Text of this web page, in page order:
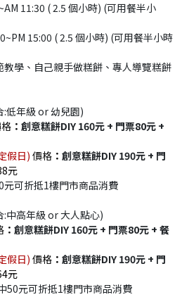
11:30 ( 2.5 個小時) (可用餐半小
15:00 ( 2.5 個小時) (可用餐半小時
教學、自己親手做糕餅、專人導覽糕餅
:低年級 or 幼兒園)​
： 創意糕餅DIY 160元 + 門票80元 +
假日) 價格 ： 創意糕餅DIY 190元 + 門
元
元可折抵1樓門市商品消費
:中高年級 or 大人點心)
： 創意糕餅DIY 160元 + 門票80元 + 餐
假日) 價格 ： 創意糕餅DIY 190元 + 門
元
50元可折抵1樓門市商品消費